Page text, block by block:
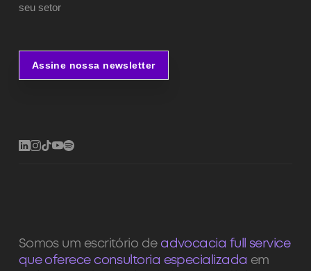
seu setor
Assine nossa newsletter
Somos um escritório de advocacia full service
que oferece consultoria especializada em